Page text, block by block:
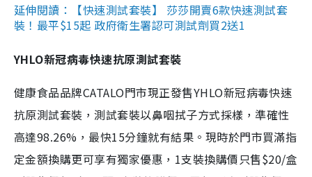
延伸閱讀：【快速測試套裝】 莎莎開賣6款快速測試套
裝！最平$15起 政府衛生署認可測試劑買2送1
YHLO新冠病毒快速抗原測試套裝
健康食品品牌CATALO門市現正發售YHLO新冠病毒快速
抗原測試套裝，測試套裝以鼻咽拭子方式採樣，準確性
高達98.26%，最快15分鐘就有結果。現時於門市買滿指
定金額換購更可享有獨家優惠，1支裝換購價只售$20/盒